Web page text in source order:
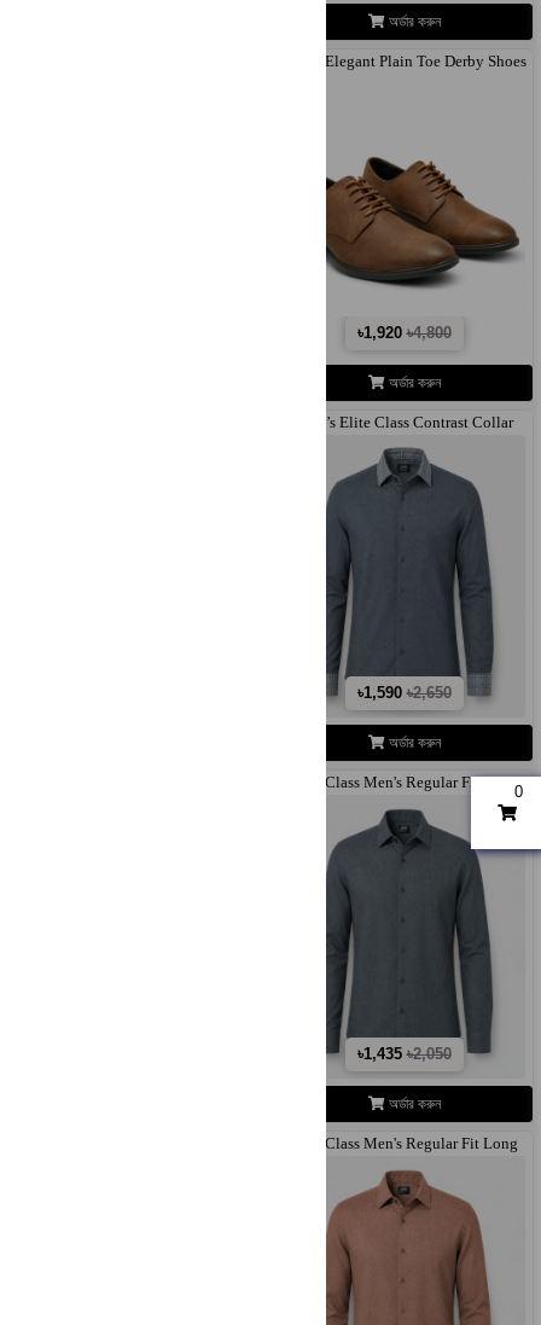
অর্ডার করুন
Men's Elegant Plain Toe Derby Shoes
৳1,920৳4,800
অর্ডার করুন
Men’s Elite Class Contrast Collar
Long..
৳1,590৳2,650
অর্ডার করুন
Elite Class Men's Regular Fit Long
৳1,435৳2,050
অর্ডার করুন
Elite Class Men's Regular Fit Long
0